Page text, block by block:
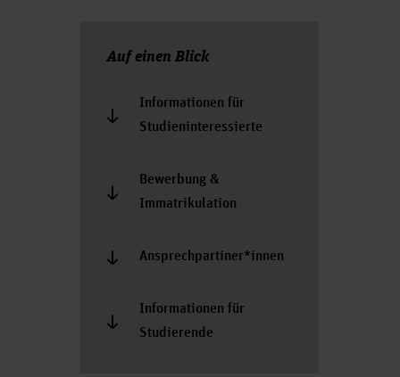
Auf einen Blick
Informationen für
Studieninteressierte
Bewerbung &
Immatrikulation
Ansprechpartiner*innen
Informationen für
Studierende